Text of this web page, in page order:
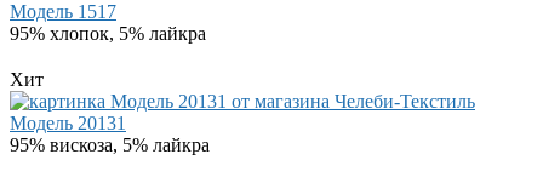
Модель 1517
95% хлопок, 5% лайкра
Хит
Модель 20131
95% вискоза, 5% лайкра